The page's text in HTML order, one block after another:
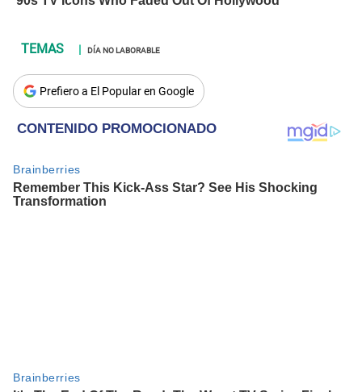
DÍA NO LABORABLE
Prefiero a El Popular en Google